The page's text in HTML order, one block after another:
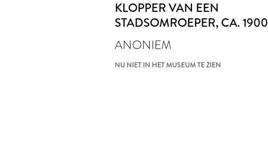
KLOPPER VAN EEN
STADSOMROEPER, CA. 1900
ANONIEM
NU NIET IN HET MUSEUM TE ZIEN